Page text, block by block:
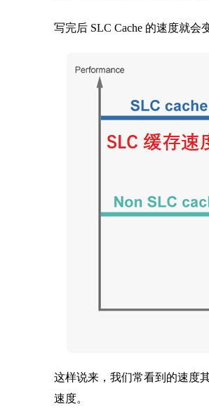
写完后 SLC Cache 的速度就会
这样说来，我们常看到的速度
速度。